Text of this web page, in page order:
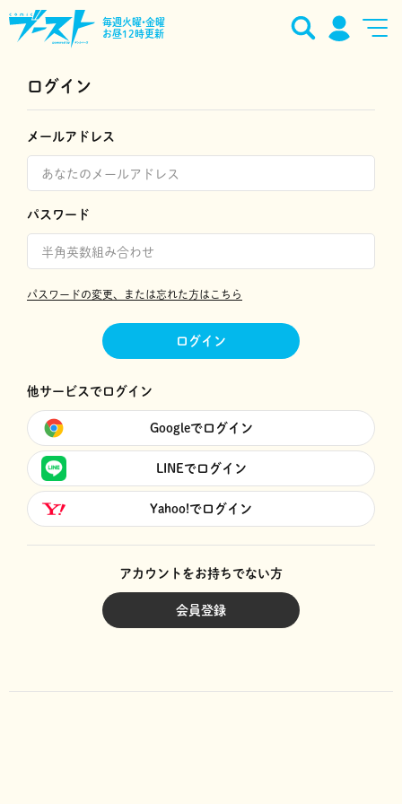
毎週火曜•金曜
お昼12時更新
ログイン
メールアドレス
パスワード
パスワードの変更、または忘れた方はこちら
ログイン
他サービスでログイン
Googleでログイン
LINEでログイン
Yahoo!でログイン
アカウントをお持ちでない方
会員登録